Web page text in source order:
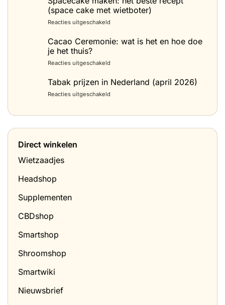
(space cake met wietboter)
Reacties uitgeschakeld
maken:
het
cake
Cacao Ceremonie: wat is het en hoe doe
je het thuis?
Reacties uitgeschakeld
Ceremonie:
wat
en
doe
Tabak prijzen in Nederland (april 2026)
Reacties uitgeschakeld
Nederland
Direct winkelen
Wietzaadjes
Headshop
Supplementen
CBDshop
Smartshop
Shroomshop
Smartwiki
Nieuwsbrief